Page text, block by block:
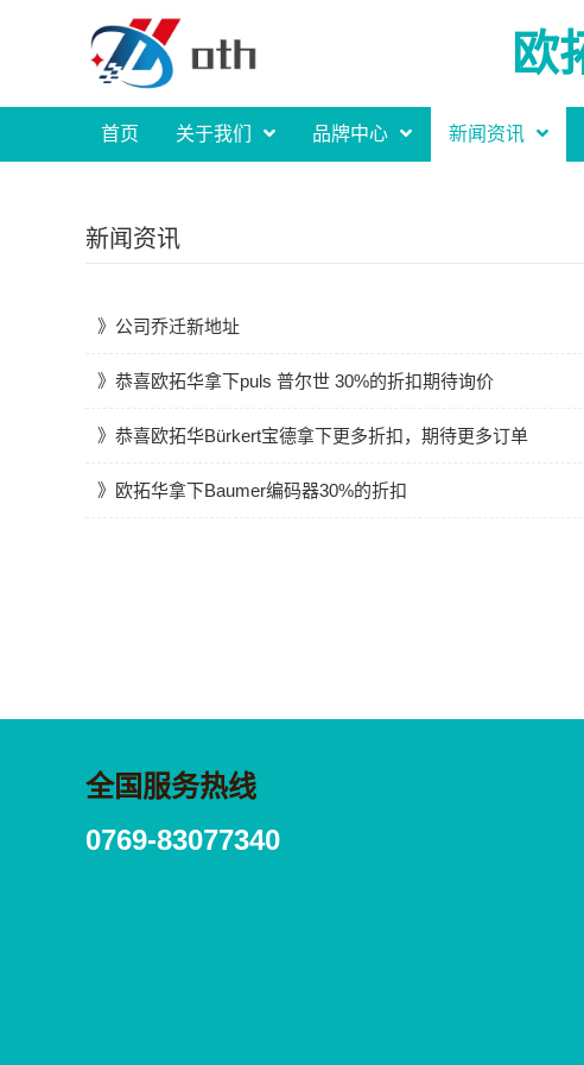
欧
首页 关于我们 品牌中心 新闻资讯
新闻资讯
公司乔迁新地址
恭喜欧拓华拿下puls 普尔世 30%的折扣期待询价
恭喜欧拓华Bürkert宝德拿下更多折扣，期待更多订单
欧拓华拿下Baumer编码器30%的折扣
全国服务热线
0769-83077340